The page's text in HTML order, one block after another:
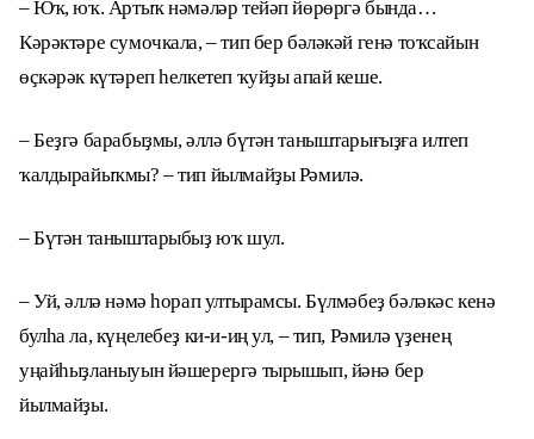
– Юҡ, юҡ. Артыҡ нәмәләр тейәп йөрөргә бында…
Кәрәктәре сумочкала, – тип бер бәләкәй генә тоҡсайын
өҫкәрәк күтәреп һелкетеп ҡуйҙы апай кеше.
– Беҙгә барабыҙмы, әллә бүтән таныштарығыҙға илтеп
ҡалдырайыҡмы? – тип йылмайҙы Рәмилә.
– Бүтән таныштарыбыҙ юҡ шул.
– Уй, әллә нәмә һорап ултырамсы. Бүлмәбеҙ бәләкәс кенә
булһа ла, күңелебеҙ ки-и-иң ул, – тип, Рәмилә үҙенең
уңайһыҙланыуын йәшерергә тырышып, йәнә бер
йылмайҙы.